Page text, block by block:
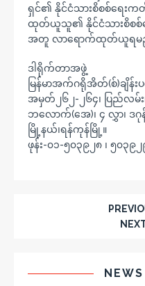
ရှင်၏ နိုင်ငံသားစိစစ်ရေးကတ်
ထုတ်ယူသူ၏ နိုင်ငံသားစိစစ်ရ
အတူ လာရောက်ထုတ်ယူရမည်
ဒါရိုက်တာအဖွဲ့
မြန်မာအက်ဂရိုအိတ်(စ်)ချိ
အမှတ်၂၆၂-၂၆၄၊ ပြည်လမ်း၊
ဘလောက်(အေ)၊ ၄ လွှာ၊ ဒဂုန်စ
မြို့နယ်၊ရန်ကုန်မြို့။
ဖုန်း-၀၁-၅၀၃၉၂၈ ၊ ၅၀၃၉၂